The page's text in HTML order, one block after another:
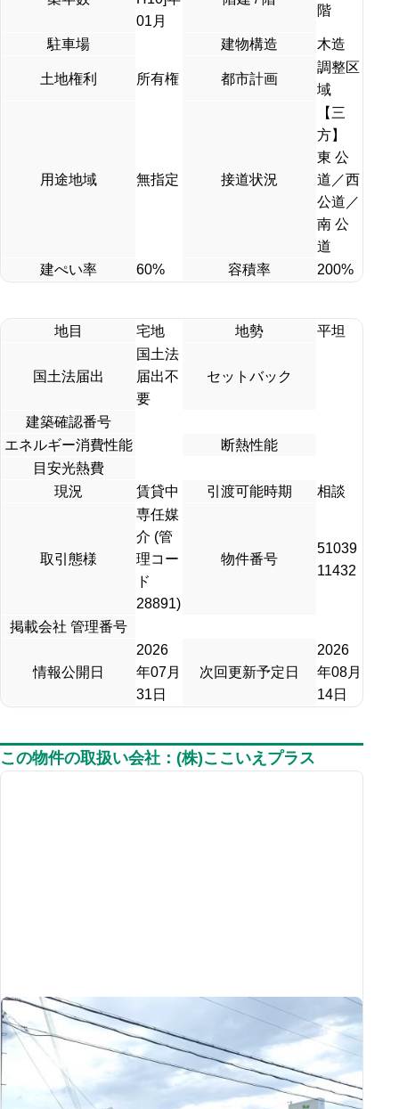
01月
階
駐車場 建物構造 木造
土地権利 所有権 都市計画
調整区
域
用途地域 無指定 接道状況
【三
方】
東 公
道／西
公道／
南 公
道
建ぺい率
60% 容積率 200%
地目 宅地 地勢 平坦
国土法届出
国土法
届出不
要
セットバック
建築確認番号
エネルギー消費性能
断熱性能
目安光熱費
現況
賃貸中 引渡可能時期 相談
取引態様
専任媒
介 (管
理コー
ド
28891)
物件番号
51039
11432
掲載会社 管理番号
情報公開日
2026
年07月
31日
次回更新予定日
2026
年08月
14日
この物件の取扱い会社：(株)ここいえプラス